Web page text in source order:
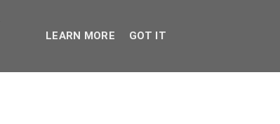
LEARN MORE GOT IT